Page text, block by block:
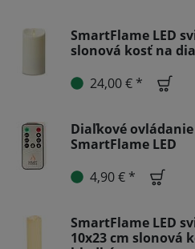
SmartFlame LED
slonová kosť na
24,00 € *
Diaľkové
SmartFlame LED
4,90 € *
SmartFlame LED
10x23 cm slonová